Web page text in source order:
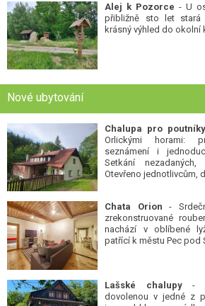
Alej k Pozorce - U
přibližně sto let stará
krásný výhled do okolní
Nové ubytování
Chalupa pro poutníky
Orlickými horami:
seznámení i
Setkání
Otevřeno jednotlivcům,
Chata Orion -
zrekonstruované
nachází v oblíbené
patřící k městu Pec pod
Lašské chalupy-
dovolenou v jedné z